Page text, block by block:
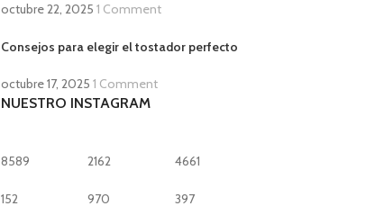
octubre 22, 2025 1 Comment
Consejos para elegir el tostador perfecto
octubre 17, 2025 1 Comment
NUESTRO INSTAGRAM
8589
152
2162
970
4661
397